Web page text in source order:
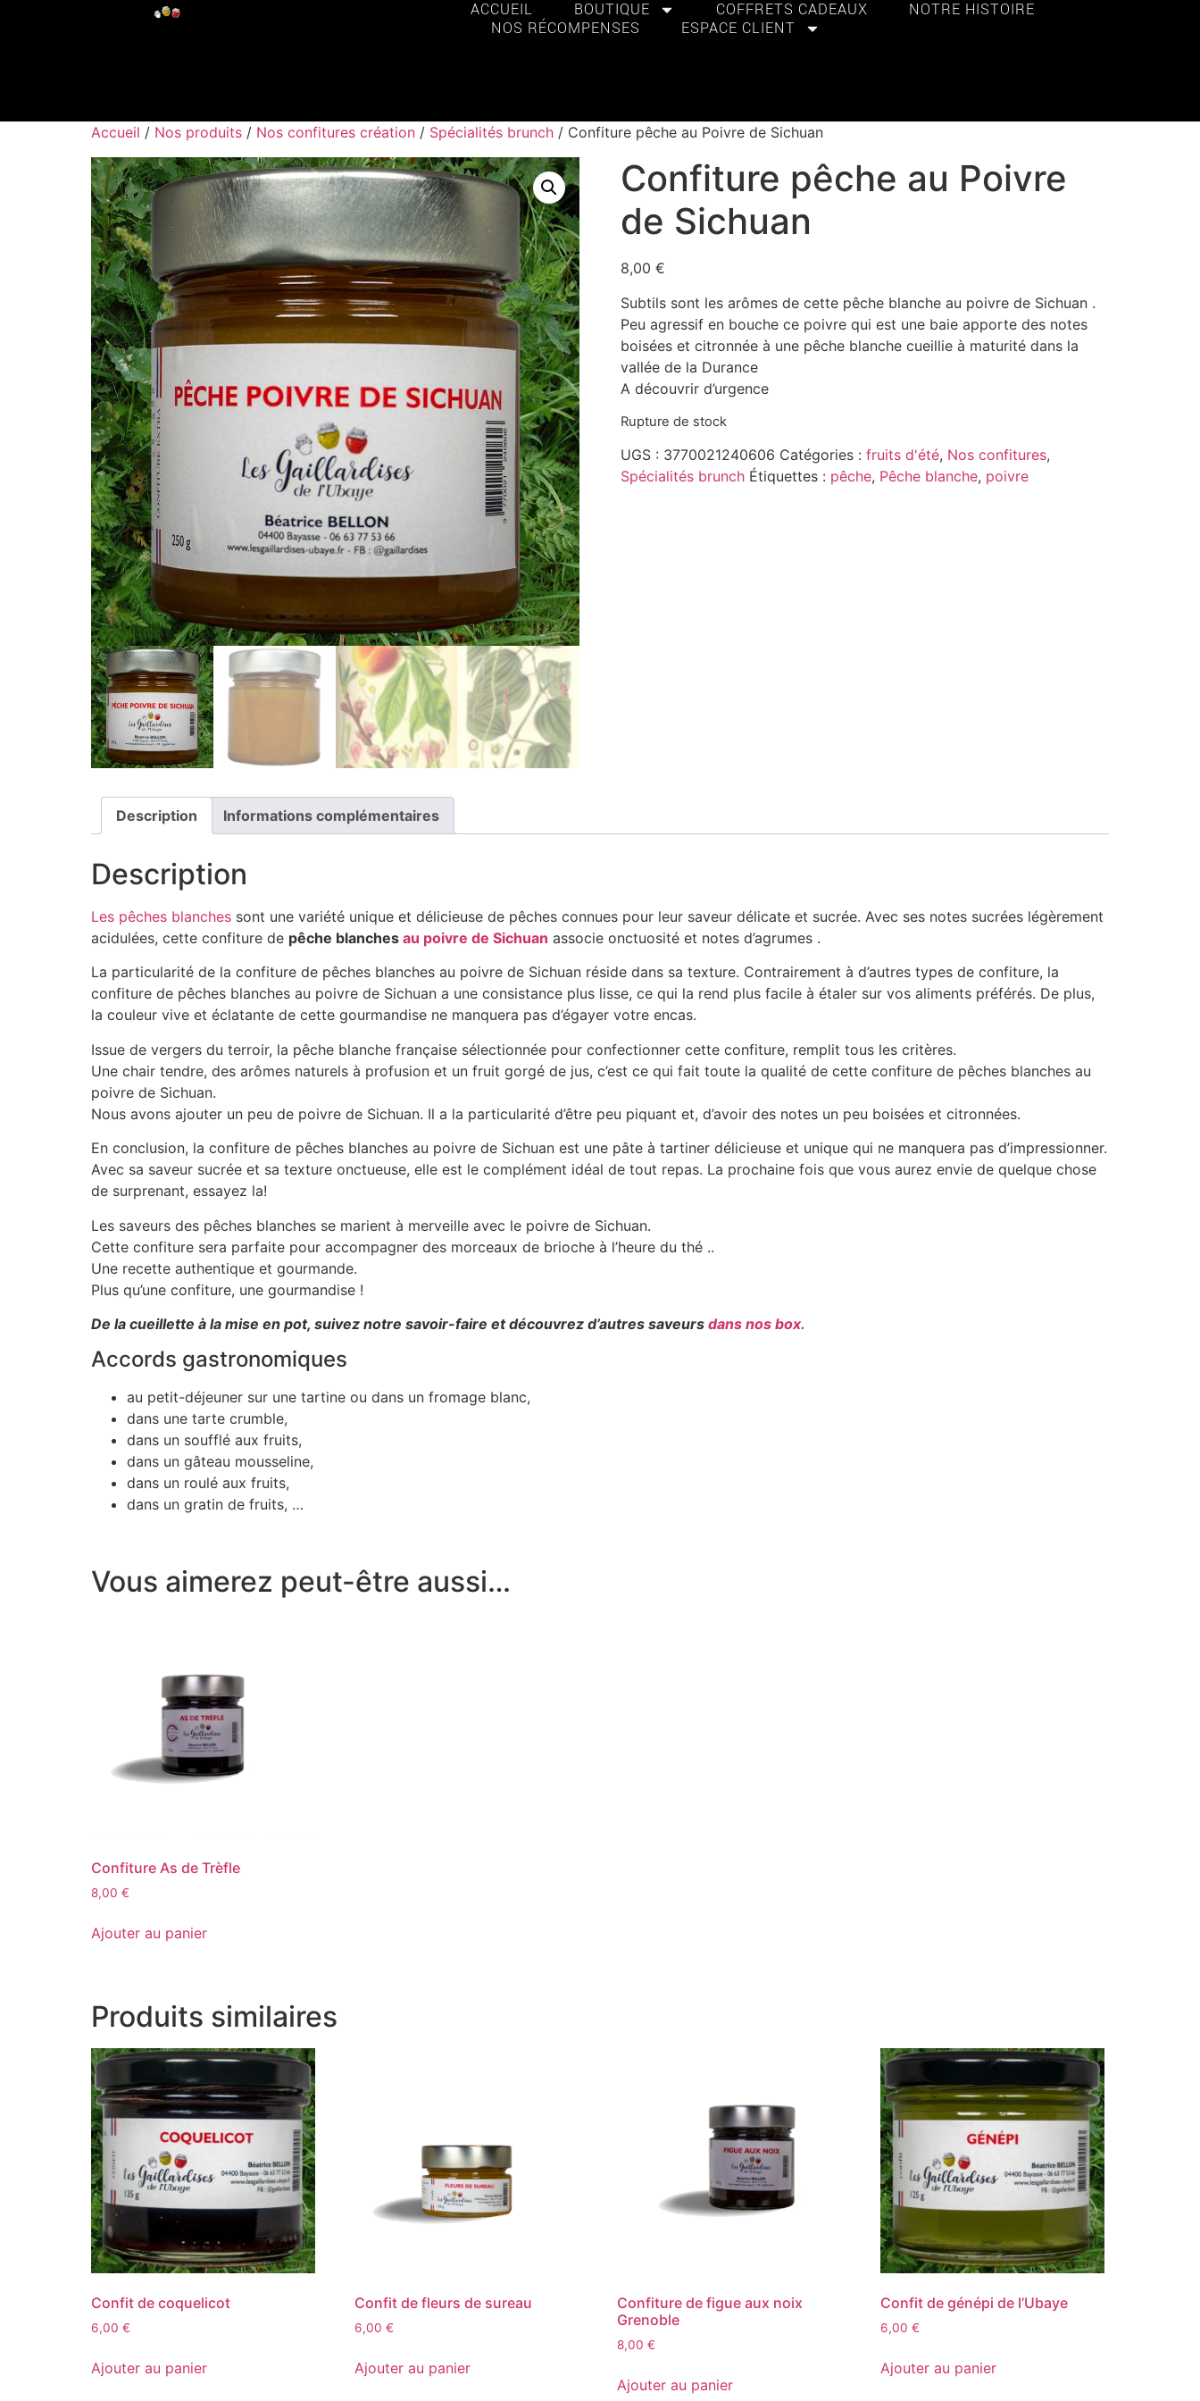
ACCUEIL BOUTIQUE COFFRETS CADEAUX
NOTRE HISTOIRE
NOS RÉCOMPENSES
ESPACE CLIENT
Accueil / Nos produits / Nos confitures création / Spécialités brunch / Confiture pêche au Poivre de Sichuan
Confiture pêche au Poivre
de Sichuan
8,00 €
Subtils sont les arômes de cette pêche blanche au poivre de Sichuan .
Peu agressif en bouche ce poivre qui est une baie apporte des notes
boisées et citronnée à une pêche blanche cueillie à maturité dans la
vallée de la Durance
A découvrir d’urgence
Rupture de stock
UGS : 3770021240606 Catégories : fruits d'été, Nos confitures,
Spécialités brunch Étiquettes : pêche, Pêche blanche, poivre
Description Informations complémentaires
Description
Les pêches blanches sont une variété unique et délicieuse de pêches connues pour leur saveur délicate et sucrée. Avec ses notes sucrées légèrement
acidulées, cette confiture de pêche blanches au poivre de Sichuan associe onctuosité et notes d’agrumes .
La particularité de la confiture de pêches blanches au poivre de Sichuan réside dans sa texture. Contrairement à d’autres types de confiture, la
confiture de pêches blanches au poivre de Sichuan a une consistance plus lisse, ce qui la rend plus facile à étaler sur vos aliments préférés. De plus,
la couleur vive et éclatante de cette gourmandise ne manquera pas d’égayer votre encas.
Issue de vergers du terroir, la pêche blanche française sélectionnée pour confectionner cette confiture, remplit tous les critères.
Une chair tendre, des arômes naturels à profusion et un fruit gorgé de jus, c’est ce qui fait toute la qualité de cette confiture de pêches blanches au
poivre de Sichuan.
Nous avons ajouter un peu de poivre de Sichuan. Il a la particularité d’être peu piquant et, d’avoir des notes un peu boisées et citronnées.
En conclusion, la confiture de pêches blanches au poivre de Sichuan est une pâte à tartiner délicieuse et unique qui ne manquera pas d’impressionner.
Avec sa saveur sucrée et sa texture onctueuse, elle est le complément idéal de tout repas. La prochaine fois que vous aurez envie de quelque chose
de surprenant, essayez la!
Les saveurs des pêches blanches se marient à merveille avec le poivre de Sichuan.
Cette confiture sera parfaite pour accompagner des morceaux de brioche à l’heure du thé ..
Une recette authentique et gourmande.
Plus qu’une confiture, une gourmandise !
De la cueillette à la mise en pot, suivez notre savoir-faire et découvrez d’autres saveurs dans nos box.
Accords gastronomiques
au petit-déjeuner sur une tartine ou dans un fromage blanc,
dans une tarte crumble,
dans un soufflé aux fruits,
dans un gâteau mousseline,
dans un roulé aux fruits,
dans un gratin de fruits, …
Vous aimerez peut-être aussi…
Confiture As de Trèfle
8,00 €
Ajouter au panier
Produits similaires
Confit de coquelicot
6,00 €
Ajouter au panier
Confit de fleurs de sureau
6,00 €
Ajouter au panier
Confiture de figue aux noix
Grenoble
8,00€
Ajouter au panier
Confit de génépi de l’Ubaye
6,00€
Ajouter au panier